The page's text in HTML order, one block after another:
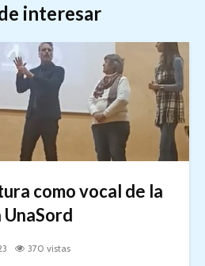
interesar
como vocal de la
370 vistas